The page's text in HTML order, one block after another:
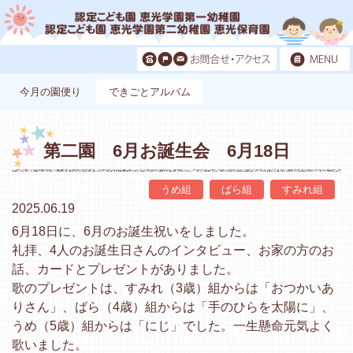
今月の園便り できごとアルバム
第二園 6月お誕生会 6月18日
うめ組 ばら組 すみれ組
2025.06.19
6月18日に、6月のお誕生祝いをしました。
礼拝、4人のお誕生日さんのインタビュー、お家の方のお
話、カードとプレゼントがありました。
歌のプレゼントは、すみれ（3歳）組からは「おつかいあ
りさん」、ばら（4歳）組からは「手のひらを太陽に」、
うめ（5歳）組からは「にじ」でした。一生懸命元気よく
歌いました。